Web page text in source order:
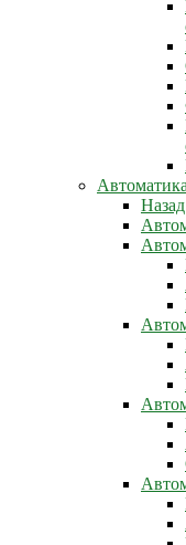
Назад